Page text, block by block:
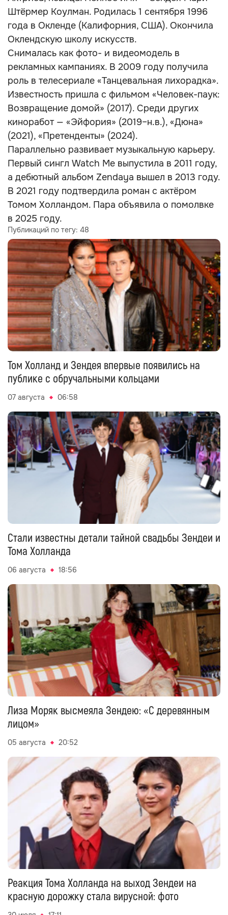
Штёрмер Коулман. Родилась 1 сентября 1996
года в Окленде (Калифорния, США). Окончила
Оклендскую школу искусств.
Снималась как фото- и видеомодель в
рекламных кампаниях. В 2009 году получила
роль в телесериале «Танцевальная лихорадка».
Известность пришла с фильмом «Человек-паук:
Возвращение домой» (2017). Среди других
киноработ — «Эйфория» (2019–н.в.), «Дюна»
(2021), «Претенденты» (2024).
Параллельно развивает музыкальную карьеру.
Первый сингл Watch Me выпустила в 2011 году,
а дебютный альбом Zendaya вышел в 2013 году.
В 2021 году подтвердила роман с актёром
Томом Холландом. Пара объявила о помолвке
в 2025 году.
Публикаций по тегу: 48
Том Холланд и Зендея впервые появились на
публике с обручальными кольцами
07 августа 06:58
Стали известны детали тайной свадьбы Зендеи и
Тома Холланда
06 августа 18:56
Лиза Моряк высмеяла Зендею: «С деревянным
лицом»
05 августа 20:52
Реакция Тома Холланда на выход Зендеи на
красную дорожку стала вирусной: фото